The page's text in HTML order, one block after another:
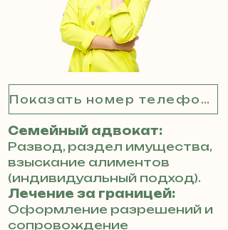
Показать номер телефона
Семейный адвокат:
Развод, раздел имущества,
взыскание алиментов
(индивидуальный подход).
Лечение за границей:
Оформление разрешений и
сопровождение